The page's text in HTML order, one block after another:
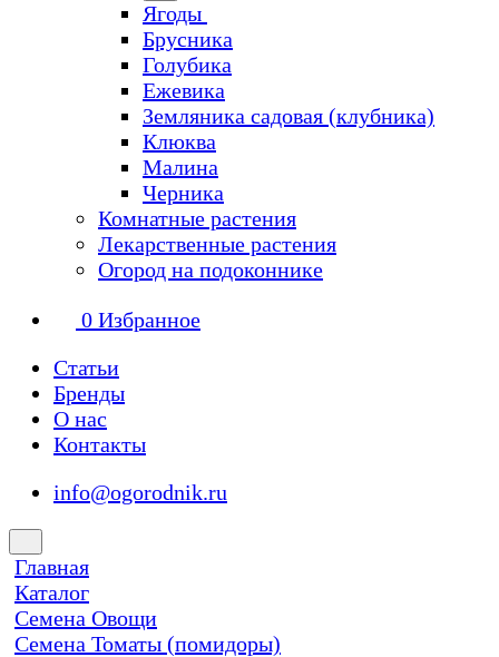
Ягоды
Брусника
Голубика
Ежевика
Земляника садовая (клубника)
Клюква
Малина
Черника
Комнатные растения
Лекарственные растения
Огород на подоконнике
0 Избранное
Статьи
Бренды
О нас
Контакты
info@ogorodnik.ru
Главная
Каталог
Семена Овощи
Семена Томаты (помидоры)